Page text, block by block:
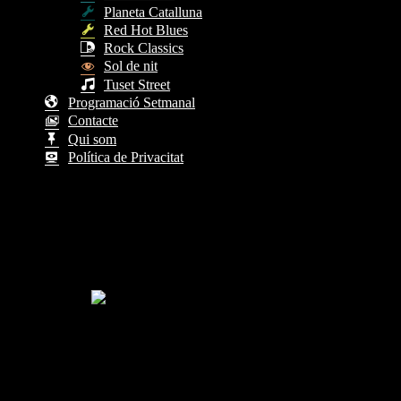
Planeta Catalluna
Red Hot Blues
Rock Classics
Sol de nit
Tuset Street
Programació Setmanal
Contacte
Qui som
Política de Privacitat